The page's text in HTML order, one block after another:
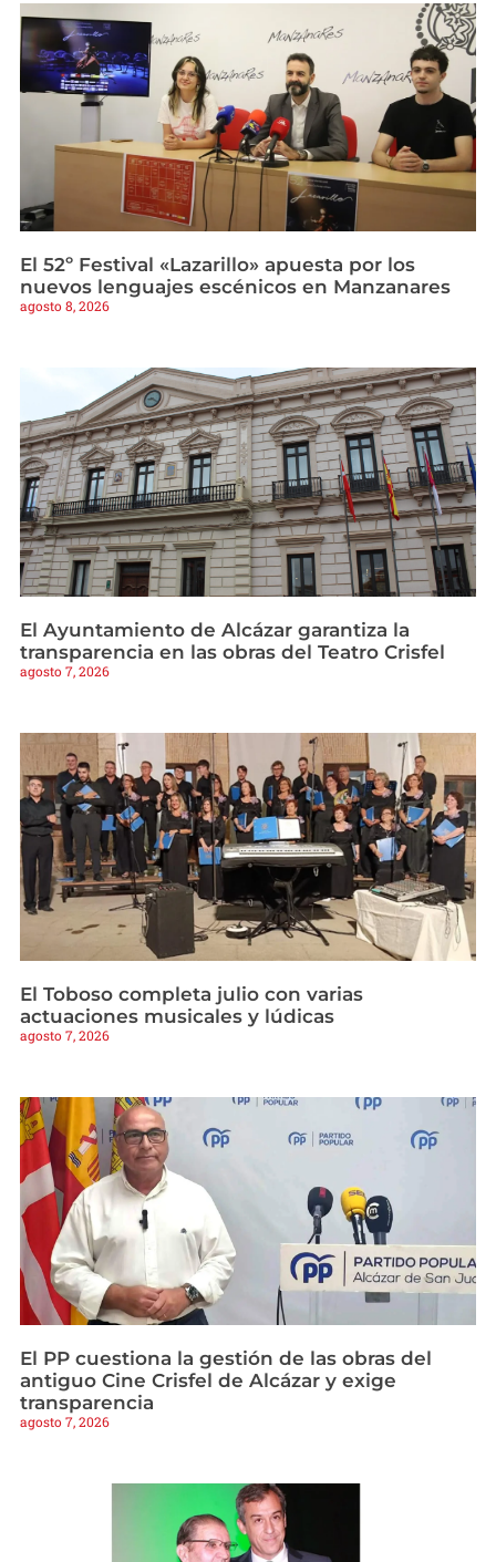
El 52º Festival «Lazarillo» apuesta por los
nuevos lenguajes escénicos en Manzanares
agosto 8, 2026
El Ayuntamiento de Alcázar garantiza la
transparencia en las obras del Teatro Crisfel
agosto 7, 2026
El Toboso completa julio con varias
actuaciones musicales y lúdicas
agosto 7, 2026
El PP cuestiona la gestión de las obras del
antiguo Cine Crisfel de Alcázar y exige
transparencia
agosto 7, 2026